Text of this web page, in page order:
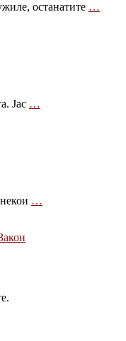
останатите …
Јас …
…